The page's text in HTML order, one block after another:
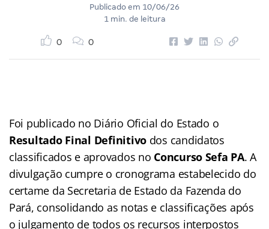
Publicado em 10/06/26
1 min. de leitura
0 0
Foi publicado no Diário Oficial do Estado o
Resultado Final Definitivodos candidatos
classificados e aprovados no Concurso Sefa PA. A
divulgação cumpre o cronograma estabelecido do
certame da Secretaria de Estado da Fazenda do
Pará, consolidando as notas e classificações após
o julgamento de todos os recursos interpostos